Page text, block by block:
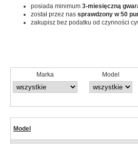
posiada minimum 3-miesięczną
został przez nas sprawdzony w 50
zakupisz bez podatku od czynności
Marka Model
Model